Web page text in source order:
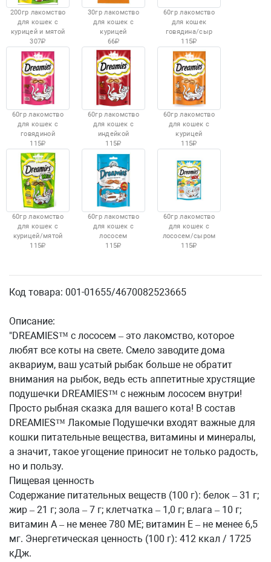
200гр лакомство
для кошек с
курицей и мятой
307
30гр лакомство
для кошек с
курицей
66
60гр лакомство
для кошек
говядина/сыр
115
60гр лакомство
для кошек с
говядиной
115
60гр лакомство
для кошек с
индейкой
115
60гр лакомство
для кошек с
курицей
115
60гр лакомство
для кошек с
курицей/мятой
115
60гр лакомство
для кошек с
лососем
115
60гр лакомство
для кошек с
лососем/сыром
115
Код товара: 001-01655/4670082523665
Описание:
"DREAMIES™ с лососем – это лакомство, которое
любят все коты на свете. Смело заводите дома
аквариум, ваш усатый рыбак больше не обратит
внимания на рыбок, ведь есть аппетитные хрустящие
подушечки DREAMIES™ с нежным лососем внутри!
Просто рыбная сказка для вашего кота! В состав
DREAMIES™ Лакомые Подушечки входят важные для
кошки питательные вещества, витамины и минералы,
а значит, такое угощение приносит не только радость,
но и пользу.
Пищевая ценность
Содержание питательных веществ (100 г): белок – 31 г;
жир – 21 г; зола – 7 г; клетчатка – 1,0 г; влага – 10 г;
витамин А – не менее 780 МЕ; витамин Е – не менее 6,5
мг. Энергетическая ценность (100 г): 412 ккал / 1725
кДж.